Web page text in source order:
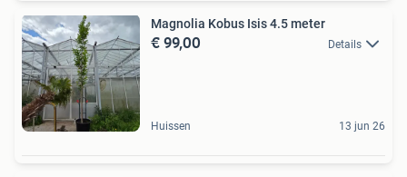
Magnolia Kobus Isis 4.5 meter
€ 99,00 Details
Huissen 13 jun 26